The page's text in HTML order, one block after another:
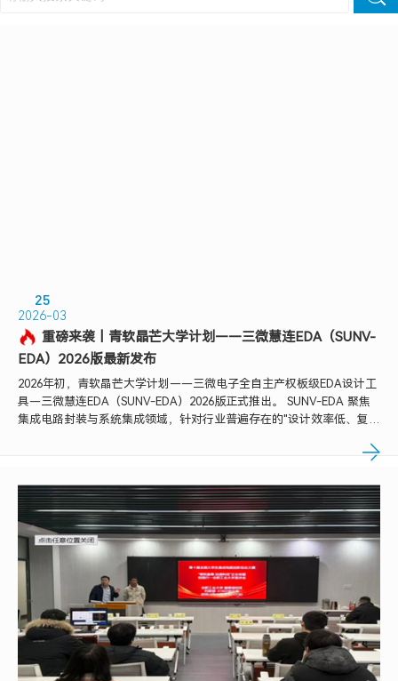
25
2026-03
重磅来袭丨青软晶芒大学计划——三微慧连EDA（SUNV-
EDA）2026版最新发布
2026年初，青软晶芒大学计划——三微电子全自主产权板级EDA设计工
具—三微慧连EDA（SUNV-EDA）2026版正式推出。 SUNV-EDA 聚焦
集成电路封装与系统集成领域，针对行业普遍存在的"设计效率低、复杂